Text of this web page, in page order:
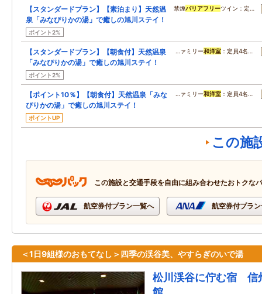
【スタンダードプラン】【素泊まり】天然温
泉「みなぴりかの湯」で癒しの旭川ステイ！
ポイント2%
禁煙バリアフリーツイン：定…
【スタンダードプラン】【朝食付】天然温泉
「みなぴりかの湯」で癒しの旭川ステイ！
ポイント2%
…ァミリー和洋室 ：定員4名…
【ポイント10％】【朝食付】天然温泉「みな
ぴりかの湯」で癒しの旭川ステイ！
ポイントUP
…ァミリー和洋室 ：定員4名…
この施
この施設と交通手段を自由に組み合わせたおトクな
航空券付プラン一覧へ 航空券付プラ
＜1日9組様のおもてなし＞四季の渓谷美、やすらぎのいで湯
松川渓谷に佇む宿